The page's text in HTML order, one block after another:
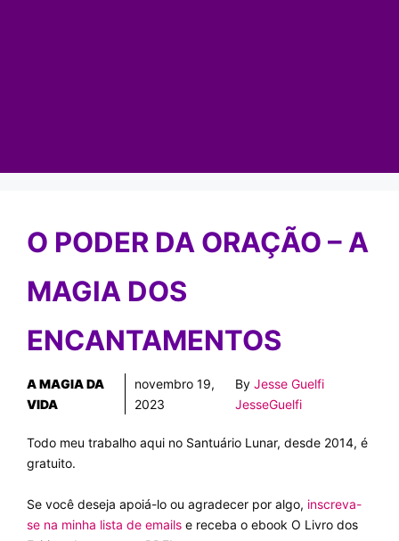
O PODER DA ORAÇÃO – A
MAGIA DOS
ENCANTAMENTOS
A MAGIA DA
VIDA
novembro 19,
2023
ByJesse Guelfi
JesseGuelfi
Todo meu trabalho aqui no Santuário Lunar, desde 2014, é
gratuito.
Se você deseja apoiá-lo ou agradecer por algo, inscreva-
se na minha lista de emails e receba o ebook O Livro dos